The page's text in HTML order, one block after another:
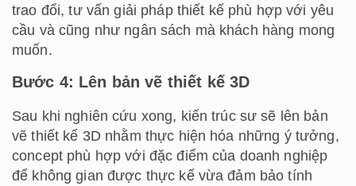
trao đổi, tư vấn giải pháp thiết kế phù hợp với yêu
cầu và cũng như ngân sách mà khách hàng mong
muốn.
Bước 4: Lên bản vẽ thiết kế 3D
Sau khi nghiên cứu xong, kiến trúc sư sẽ lên bản
vẽ thiết kế 3D nhằm thực hiện hóa những ý tưởng,
concept phù hợp với đặc điểm của doanh nghiệp
để không gian được thực kế vừa đảm bảo tính